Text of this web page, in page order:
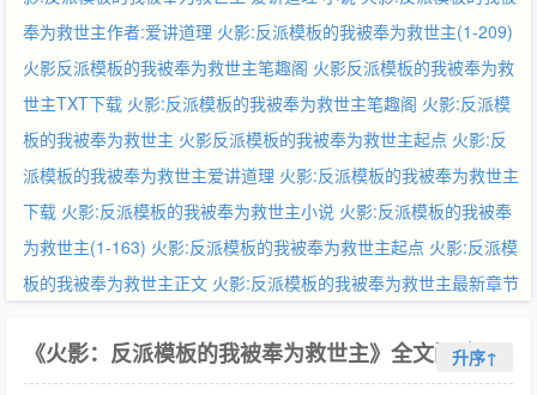
奉为救世主作者:爱讲道理 火影:反派模板的我被奉为救世主(1-209)
火影反派模板的我被奉为救世主笔趣阁 火影反派模板的我被奉为救
世主TXT下载 火影:反派模板的我被奉为救世主笔趣阁 火影:反派模
板的我被奉为救世主 火影反派模板的我被奉为救世主起点 火影:反
派模板的我被奉为救世主爱讲道理 火影:反派模板的我被奉为救世主
下载 火影:反派模板的我被奉为救世主小说 火影:反派模板的我被奉
为救世主(1-163) 火影:反派模板的我被奉为救世主起点 火影:反派模
板的我被奉为救世主正文 火影:反派模板的我被奉为救世主最新章节
《火影：反派模板的我被奉为救世主》全文阅读
升序↑